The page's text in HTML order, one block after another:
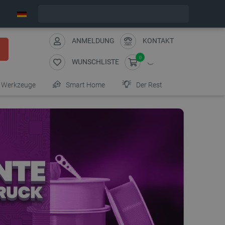
ANMELDUNG KONTAKT
WUNSCHLISTE
0
Werkzeuge Smart Home Der Rest